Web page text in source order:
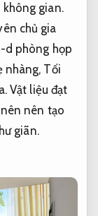
không gian.
chủ gia
d phòng họp
nhàng, Tối
Vật liệu đạt
nên tạo
giãn.